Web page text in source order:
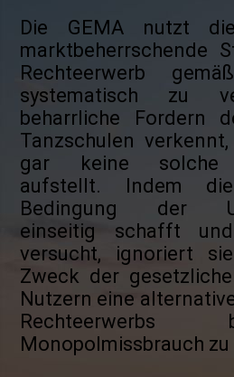
Die GEMA nutzt
marktbeherrschende
Rechteerwerb
systematisch zu
beharrliche Fordern
Tanzschulen
gar keine solche
aufstellt. Indem
Bedingung der
einseitig schafft und
versucht, ignoriert
Zweck der
Nutzern eine
Monopolmissbrauch